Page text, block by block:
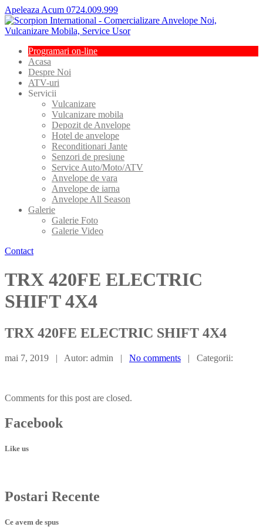
Apeleaza Acum 0724.009.999
Programari on-line
Acasa
Despre Noi
ATV-uri
Servicii
Vulcanizare
Vulcanizare mobila
Depozit de Anvelope
Hotel de anvelope
Reconditionari Jante
Senzori de presiune
Service Auto/Moto/ATV
Anvelope de vara
Anvelope de iarna
Anvelope All Season
Galerie
Galerie Foto
Galerie Video
Contact
TRX 420FE ELECTRIC
SHIFT 4X4
TRX 420FE ELECTRIC SHIFT 4X4
mai 7, 2019 | Autor: admin | No comments | Categorii:
Comments for this post are closed.
Facebook
Like us
Postari Recente
Ce avem de spus